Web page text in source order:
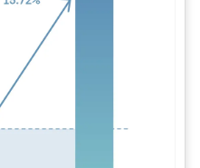
Imagen © Mordor Intelligence. El uso